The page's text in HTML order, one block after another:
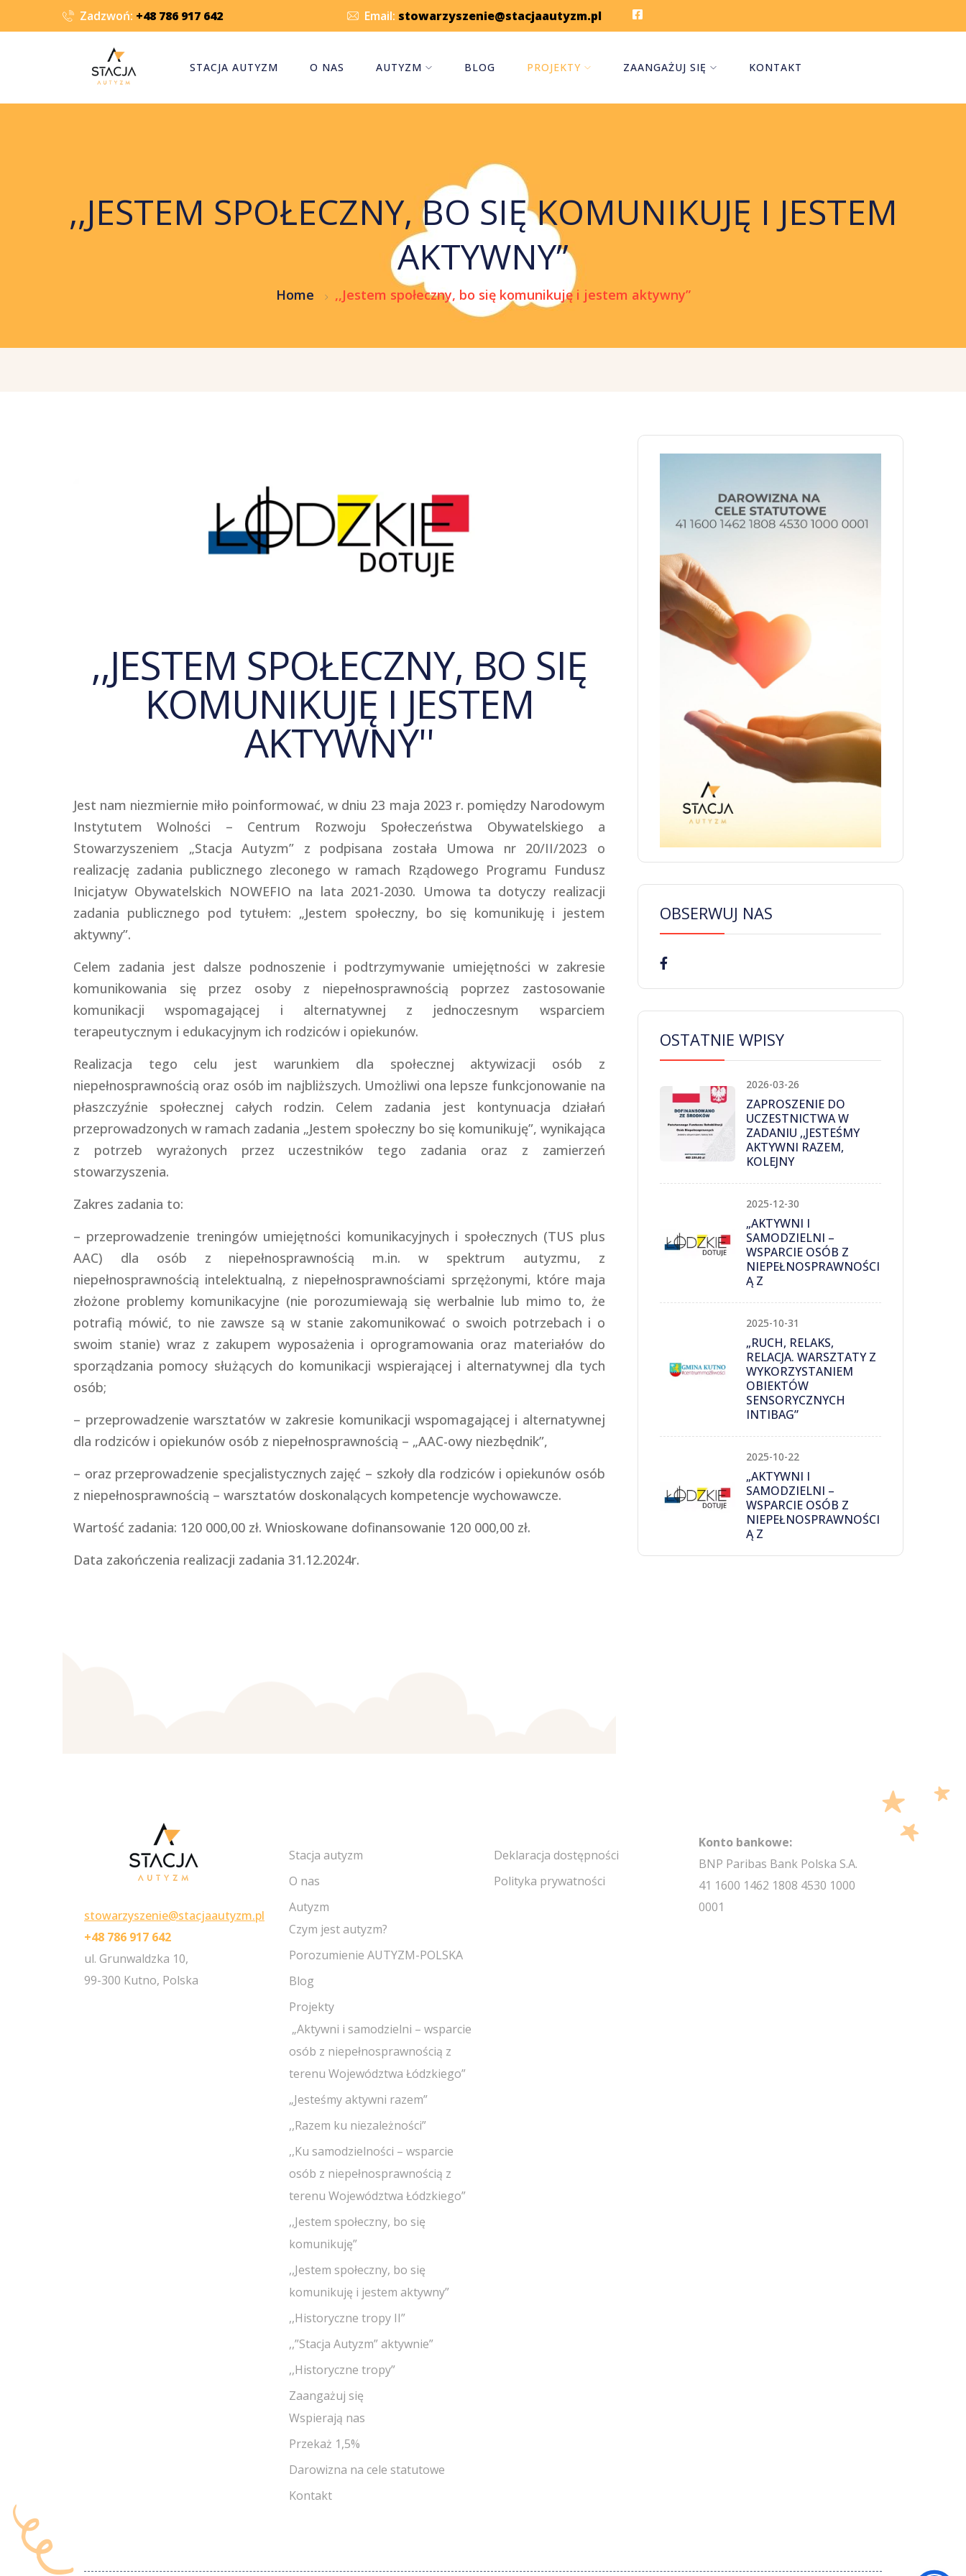
Zadzwoń: +48 786 917 642 Email: stowarzyszenie@stacjaautyzm.pl
STACJA AUTYZM O NAS AUTYZM BLOG PROJEKTY ZAANGAŻUJ SIĘ KONTAKT
,,JESTEM SPOŁECZNY, BO SIĘ KOMUNIKUJĘ I JESTEM
AKTYWNY”
Home ,,Jestem społeczny, bo się komunikuję i jestem aktywny”
,,JESTEM SPOŁECZNY, BO SIĘ
KOMUNIKUJĘ I JESTEM
AKTYWNY''
Jest nam niezmiernie miło poinformować, w dniu 23 maja 2023 r. pomiędzy Narodowym
Instytutem Wolności – Centrum Rozwoju Społeczeństwa Obywatelskiego a
Stowarzyszeniem „Stacja Autyzm” z podpisana została Umowa nr 20/II/2023 o
realizację zadania publicznego zleconego w ramach Rządowego Programu Fundusz
Inicjatyw Obywatelskich NOWEFIO na lata 2021-2030. Umowa ta dotyczy realizacji
zadania publicznego pod tytułem: „Jestem społeczny, bo się komunikuję i jestem
aktywny”.
Celem zadania jest dalsze podnoszenie i podtrzymywanie umiejętności w zakresie
komunikowania się przez osoby z niepełnosprawnością poprzez zastosowanie
komunikacji wspomagającej i alternatywnej z jednoczesnym wsparciem
terapeutycznym i edukacyjnym ich rodziców i opiekunów.
Realizacja tego celu jest warunkiem dla społecznej aktywizacji osób z
niepełnosprawnością oraz osób im najbliższych. Umożliwi ona lepsze funkcjonowanie na
płaszczyźnie społecznej całych rodzin. Celem zadania jest kontynuacja działań
przeprowadzonych w ramach zadania „Jestem społeczny bo się komunikuję”, wynikająca
z potrzeb wyrażonych przez uczestników tego zadania oraz z zamierzeń
stowarzyszenia.
Zakres zadania to:
– przeprowadzenie treningów umiejętności komunikacyjnych i społecznych (TUS plus
AAC) dla osób z niepełnosprawnością m.in. w spektrum autyzmu, z
niepełnosprawnością intelektualną, z niepełnosprawnościami sprzężonymi, które maja
złożone problemy komunikacyjne (nie porozumiewają się werbalnie lub mimo to, że
potrafią mówić, to nie zawsze są w stanie zakomunikować o swoich potrzebach i o
swoim stanie) wraz z zakupem wyposażenia i oprogramowania oraz materiałów do
sporządzania pomocy służących do komunikacji wspierającej i alternatywnej dla tych
osób;
– przeprowadzenie warsztatów w zakresie komunikacji wspomagającej i alternatywnej
dla rodziców i opiekunów osób z niepełnosprawnością – „AAC-owy niezbędnik”,
– oraz przeprowadzenie specjalistycznych zajęć – szkoły dla rodziców i opiekunów osób
z niepełnosprawnością – warsztatów doskonalących kompetencje wychowawcze.
Wartość zadania: 120 000,00 zł. Wnioskowane dofinansowanie 120 000,00 zł.
Data zakończenia realizacji zadania 31.12.2024r.
OBSERWUJ NAS
OSTATNIE WPISY
2026-03-26
ZAPROSZENIE DO
UCZESTNICTWA W
ZADANIU ,,JESTEŚMY
AKTYWNI RAZEM,
KOLEJNY
2025-12-30
„AKTYWNI I
SAMODZIELNI –
WSPARCIE OSÓB Z
NIEPEŁNOSPRAWNOŚCI
Ą Z
2025-10-31
„RUCH, RELAKS,
RELACJA. WARSZTATY Z
WYKORZYSTANIEM
OBIEKTÓW
SENSORYCZNYCH
INTIBAG”
2025-10-22
„AKTYWNI I
SAMODZIELNI –
WSPARCIE OSÓB Z
NIEPEŁNOSPRAWNOŚCI
Ą Z
stowarzyszenie@stacjaautyzm.pl
+48 786 917 642
ul. Grunwaldzka 10,
99-300 Kutno, Polska
Stacja autyzm
O nas
Autyzm
Czym jest autyzm?
Porozumienie AUTYZM-POLSKA
Blog
Projekty
„Aktywni i samodzielni – wsparcie
osób z niepełnosprawnością z
terenu Województwa Łódzkiego”
„Jesteśmy aktywni razem”
,,Razem ku niezależności”
,,Ku samodzielności – wsparcie
osób z niepełnosprawnością z
terenu Województwa Łódzkiego”
,,Jestem społeczny, bo się
komunikuję”
,,Jestem społeczny, bo się
komunikuję i jestem aktywny”
,,Historyczne tropy II”
,,”Stacja Autyzm” aktywnie”
,,Historyczne tropy”
Zaangażuj się
Wspierają nas
Przekaż 1,5%
Darowizna na cele statutowe
Kontakt
Deklaracja dostępności
Polityka prywatności
Konto bankowe:
BNP Paribas Bank Polska S.A.
41 1600 1462 1808 4530 1000
0001